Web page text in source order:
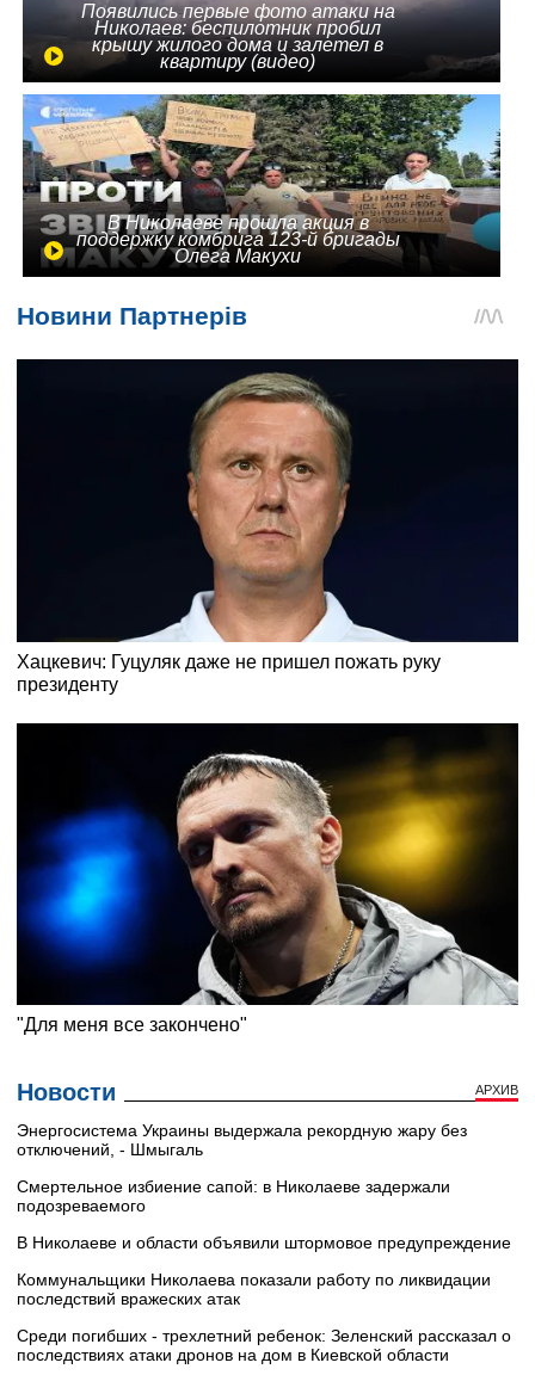
Появились первые фото атаки на
Николаев: беспилотник пробил
крышу жилого дома и залетел в
квартиру (видео)
В Николаеве прошла акция в
поддержку комбрига 123-й бригады
Олега Макухи
Новости АРХИВ
Энергосистема Украины выдержала рекордную жару без
отключений, - Шмыгаль
Смертельное избиение сапой: в Николаеве задержали
подозреваемого
В Николаеве и области объявили штормовое предупреждение
Коммунальщики Николаева показали работу по ликвидации
последствий вражеских атак
Среди погибших - трехлетний ребенок: Зеленский рассказал о
последствиях атаки дронов на дом в Киевской области